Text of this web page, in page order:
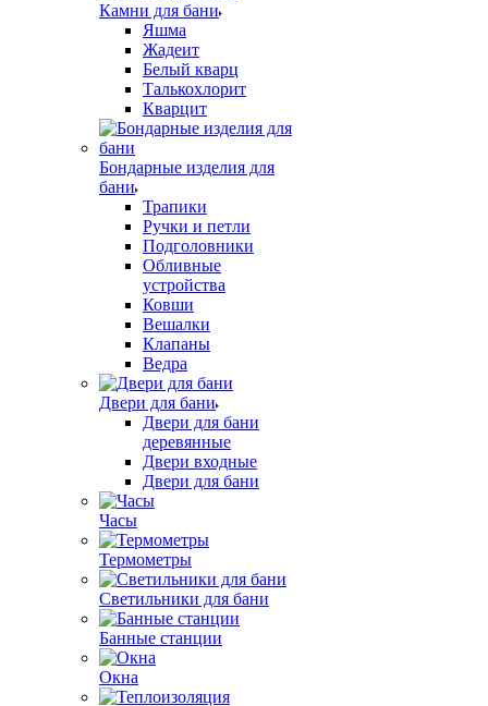
Камни для бани
Яшма
Жадеит
Белый кварц
Талькохлорит
Кварцит
Бондарные изделия для
бани
Трапики
Ручки и петли
Подголовники
Обливные
устройства
Ковши
Вешалки
Клапаны
Ведра
Двери для бани
Двери для бани
деревянные
Двери входные
Двери для бани
Часы
Термометры
Светильники для бани
Банные станции
Окна